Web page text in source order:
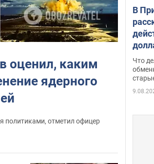
оценил, каким
ядерного
политиками, отметил офицер
В
Что